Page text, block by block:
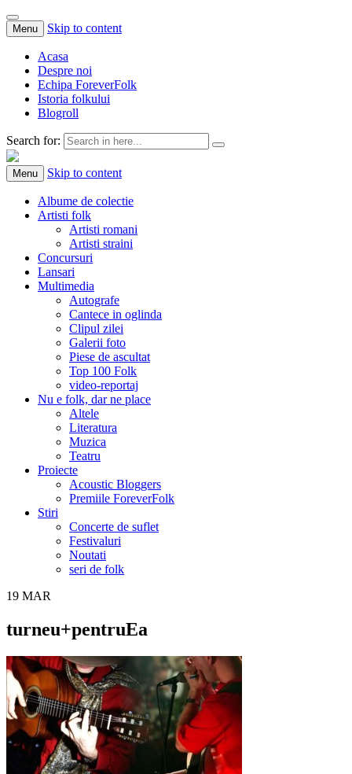
Menu Skip to content
Acasa
Despre noi
Echipa ForeverFolk
Istoria folkului
Blogroll
Search for:
ForeverFolk
Muzica sufletului tau
Menu Skip to content
Albume de colectie
Artisti folk
Artisti romani
Artisti straini
Concursuri
Lansari
Multimedia
Autografe
Cantece in oglinda
Clipul zilei
Galerii foto
Piese de ascultat
Top 100 Folk
video-reportaj
Nu e folk, dar ne place
Altele
Literatura
Muzica
Teatru
Proiecte
Acoustic Bloggers
Premiile ForeverFolk
Stiri
Concerte de suflet
Festivaluri
Noutati
seri de folk
19 MAR
turneu+pentruEa